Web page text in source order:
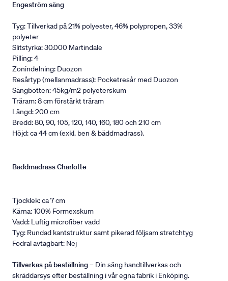
Engeström säng
Tyg: Tillverkad på 21% polyester, 46% polypropen, 33%
polyeter
Slitstyrka: 30.000 Martindale
Pilling: 4
Zonindelning: Duozon
Resårtyp (mellanmadrass): Pocketresår med Duozon
Sängbotten: 45kg/m2 polyeterskum
Träram: 8 cm förstärkt träram
Längd: 200 cm
Bredd: 80, 90, 105, 120, 140, 160, 180 och 210 cm
Höjd: ca 44 cm (exkl. ben & bäddmadrass).
Bäddmadrass Charlotte
Tjocklek: ca 7 cm
Kärna: 100% Formexskum
Vadd: Luftig microfiber vadd
Tyg: Rundad kantstruktur samt pikerad följsam stretchtyg
Fodral avtagbart: Nej
Tillverkas på beställning– Din säng handtillverkas och
skräddarsys efter beställning i vår egna fabrik i Enköping.